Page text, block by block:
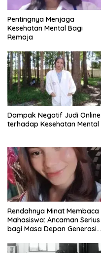
Pentingnya Menjaga
Kesehatan Mental Bagi
Remaja
Dampak Negatif Judi Online
terhadap Kesehatan Mental
Rendahnya Minat Membaca
Mahasiswa: Ancaman Serius
bagi Masa Depan Generasi